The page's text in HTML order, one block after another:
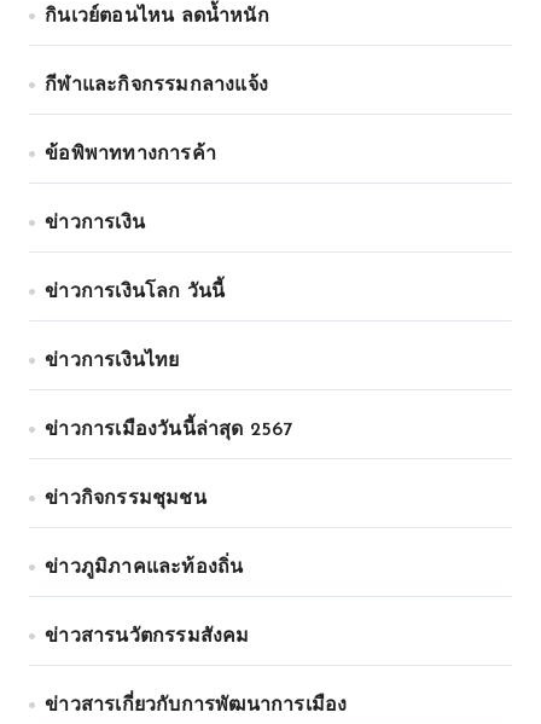
กินเวย์ตอนไหน ลดน้ำหนัก
กีฬาและกิจกรรมกลางแจ้ง
ข้อพิพาททางการค้า
ข่าวการเงิน
ข่าวการเงินโลก วันนี้
ข่าวการเงินไทย
ข่าวการเมืองวันนี้ล่าสุด 2567
ข่าวกิจกรรมชุมชน
ข่าวภูมิภาคและท้องถิ่น
ข่าวสารนวัตกรรมสังคม
ข่าวสารเกี่ยวกับการพัฒนาการเมือง